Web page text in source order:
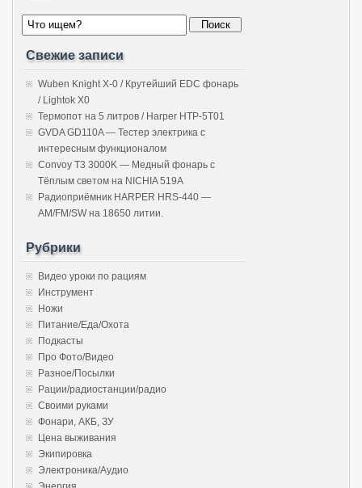
Свежие записи
Wuben Knight X-0 / Крутейший EDC фонарь
/ Lightok X0
Термопот на 5 литров / Harper HTP-5T01
GVDA GD110A — Тестер электрика с
интересным функционалом
Convoy T3 3000K — Медный фонарь с
Тёплым светом на NICHIA 519A
Радиоприёмник HARPER HRS-440 —
AM/FM/SW на 18650 литии.
Рубрики
Видео уроки по рациям
Инструмент
Ножи
Питание/Еда/Охота
Подкасты
Про Фото/Видео
Разное/Посылки
Рации/радиостанции/радио
Своими руками
Фонари, АКБ, ЗУ
Цена выживания
Экипировка
Электроника/Аудио